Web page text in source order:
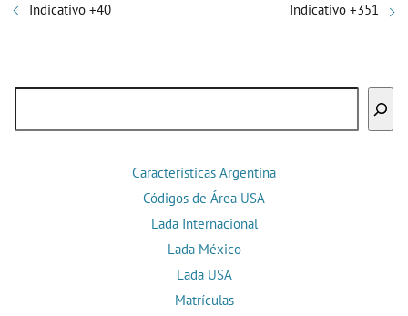
Indicativo +40 Indicativo +351
Características Argentina
Códigos de Área USA
Lada Internacional
Lada México
Lada USA
Matrículas